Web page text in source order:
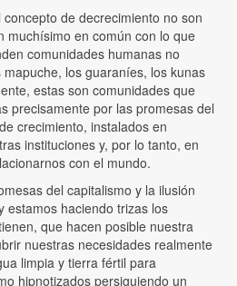
de decrecimiento no son
muchísimo en común con lo que
comunidades humanas no
los guaraníes, los kunas
estas son comunidades que
precisamente por las promesas del
crecimiento, instalados en
instituciones y, por lo tanto, en
con el mundo.
del capitalismo y la ilusión
estamos haciendo trizas los
que hacen posible nuestra
nuestras necesidades realmente
limpia y tierra fértil para
hipnotizados persiguiendo un